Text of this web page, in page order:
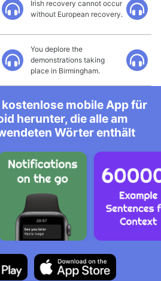
Irish recovery cannot occur
without European recovery.
You deplore the
demonstrations taking
place in Birmingham.
kostenlose mobile App für
herunter, die alle am
Wörter enthält